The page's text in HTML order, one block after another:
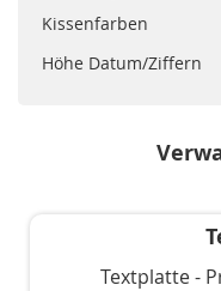
Kissenfarben
Höhe Datum/Ziffern
Textplatte -